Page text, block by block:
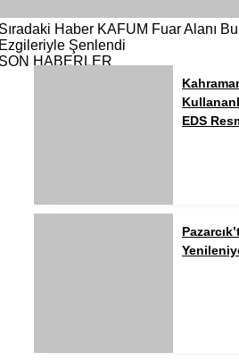
Haber KAFUM Fuar Alanı
Şenlendi
HABERLER
EDS